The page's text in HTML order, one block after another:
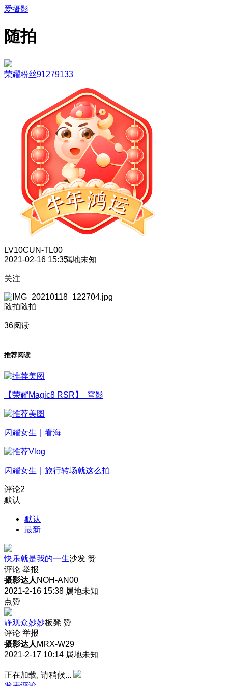
爱摄影
随拍
荣耀粉丝91279133
LV10CUN-TL00
2021-02-16 15:35属地未知
关注
随拍随拍
36阅读
推荐阅读
【荣耀Magic8 RSR】 穹影
闪耀女生｜看海
闪耀女生｜旅行转场就这么拍
评论2
默认
默认
最新
快乐就是我的一生沙发 赞
评论 举报
摄影达人 NOH-AN00
2021-2-16 15:38 属地未知
点赞
静观众妙妙板凳 赞
评论 举报
摄影达人 MRX-W29
2021-2-17 10:14 属地未知
正在加载, 请稍候...